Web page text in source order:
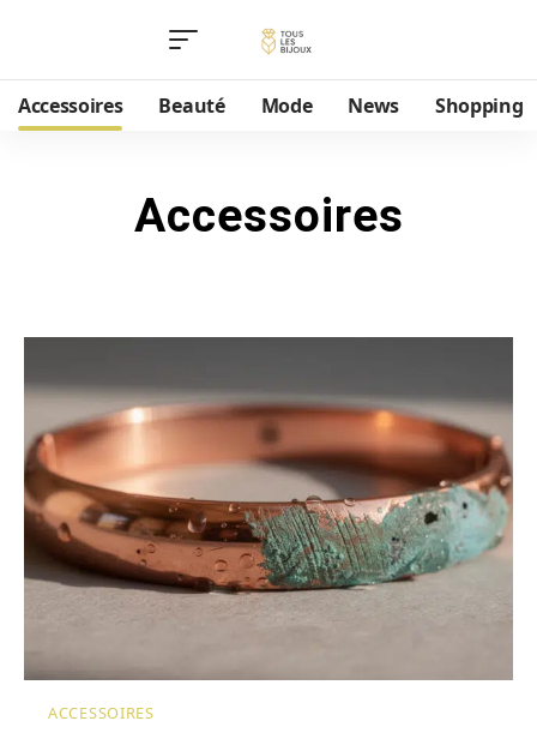
Accessoires Beauté Mode News Shopping
Accessoires
ACCESSOIRES